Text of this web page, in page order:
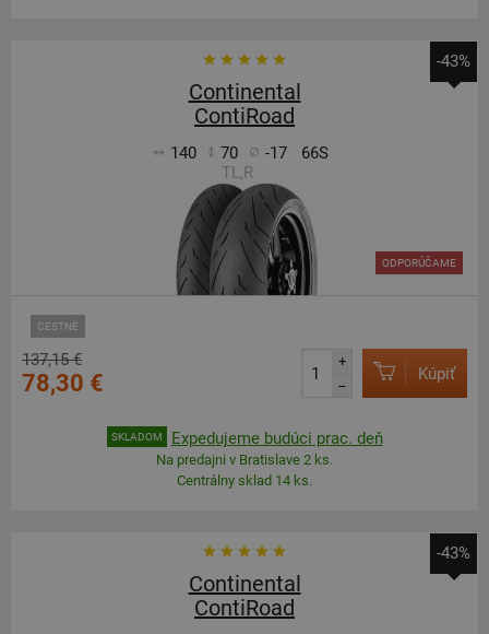
-43%
Continental
ContiRoad
140 70 -17
66S
TL,R
CESTNÉ
ODPORÚČAME
137,15 €
78,30 €
+
–
Kúpiť
SKLADOM Expedujeme budúci prac. deň
Na predajni v Bratislave 2 ks.
Centrálny sklad 14 ks.
-43%
Continental
ContiRoad